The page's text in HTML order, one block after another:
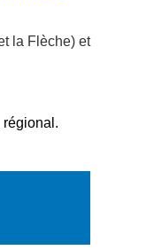
la Flèche) et
régional.